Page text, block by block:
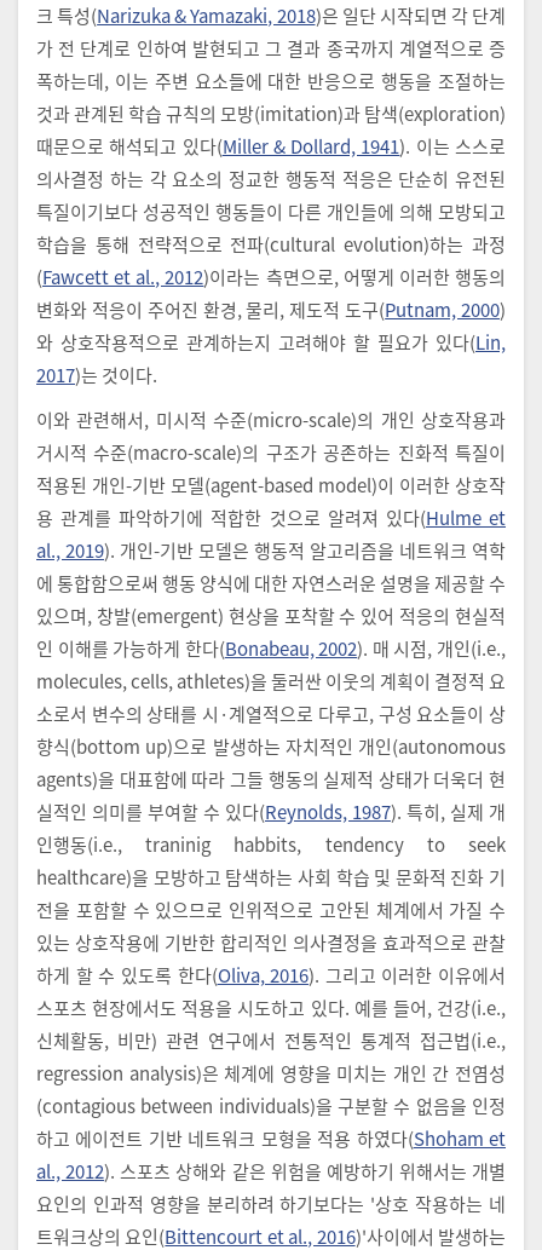
크 특성(Narizuka & Yamazaki, 2018)은 일단 시작되면 각 단계
가 전 단계로 인하여 발현되고 그 결과 종국까지 계열적으로 증
폭하는데, 이는 주변 요소들에 대한 반응으로 행동을 조절하는
것과 관계된 학습 규칙의 모방(imitation)과 탐색(exploration)
때문으로 해석되고 있다(Miller & Dollard, 1941). 이는 스스로
의사결정 하는 각 요소의 정교한 행동적 적응은 단순히 유전된
특질이기보다 성공적인 행동들이 다른 개인들에 의해 모방되고
학습을 통해 전략적으로 전파(cultural evolution)하는 과정
(Fawcett et al., 2012)이라는 측면으로, 어떻게 이러한 행동의
변화와 적응이 주어진 환경, 물리, 제도적 도구(Putnam, 2000)
와 상호작용적으로 관계하는지 고려해야 할 필요가 있다(Lin,
2017)는 것이다.
이와 관련해서, 미시적 수준(micro-scale)의 개인 상호작용과
거시적 수준(macro-scale)의 구조가 공존하는 진화적 특질이
적용된 개인-기반 모델(agent-based model)이 이러한 상호작
용 관계를 파악하기에 적합한 것으로 알려져 있다(Hulme et
al., 2019). 개인-기반 모델은 행동적 알고리즘을 네트워크 역학
에 통합함으로써 행동 양식에 대한 자연스러운 설명을 제공할 수
있으며, 창발(emergent) 현상을 포착할 수 있어 적응의 현실적
인 이해를 가능하게 한다(Bonabeau, 2002). 매 시점, 개인(i.e.,
molecules, cells, athletes)을 둘러싼 이웃의 계획이 결정적 요
소로서 변수의 상태를 시·계열적으로 다루고, 구성 요소들이 상
향식(bottom up)으로 발생하는 자치적인 개인(autonomous
agents)을 대표함에 따라 그들 행동의 실제적 상태가 더욱더 현
실적인 의미를 부여할 수 있다(Reynolds, 1987). 특히, 실제 개
인행동(i.e., traninig habbits, tendency to seek
healthcare)을 모방하고 탐색하는 사회 학습 및 문화적 진화 기
전을 포함할 수 있으므로 인위적으로 고안된 체계에서 가질 수
있는 상호작용에 기반한 합리적인 의사결정을 효과적으로 관찰
하게 할 수 있도록 한다(Oliva, 2016). 그리고 이러한 이유에서
스포츠 현장에서도 적용을 시도하고 있다. 예를 들어, 건강(i.e.,
신체활동, 비만) 관련 연구에서 전통적인 통계적 접근법(i.e.,
regression analysis)은 체계에 영향을 미치는 개인 간 전염성
(contagious between individuals)을 구분할 수 없음을 인정
하고 에이전트 기반 네트워크 모형을 적용 하였다(Shoham et
al., 2012). 스포츠 상해와 같은 위험을 예방하기 위해서는 개별
요인의 인과적 영향을 분리하려 하기보다는 '상호 작용하는 네
트워크상의 요인(Bittencourt et al., 2016)'사이에서 발생하는